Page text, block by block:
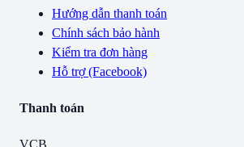
Hướng dẫn thanh toán
Chính sách bảo hành
Kiểm tra đơn hàng
Hỗ trợ (Facebook)
Thanh toán